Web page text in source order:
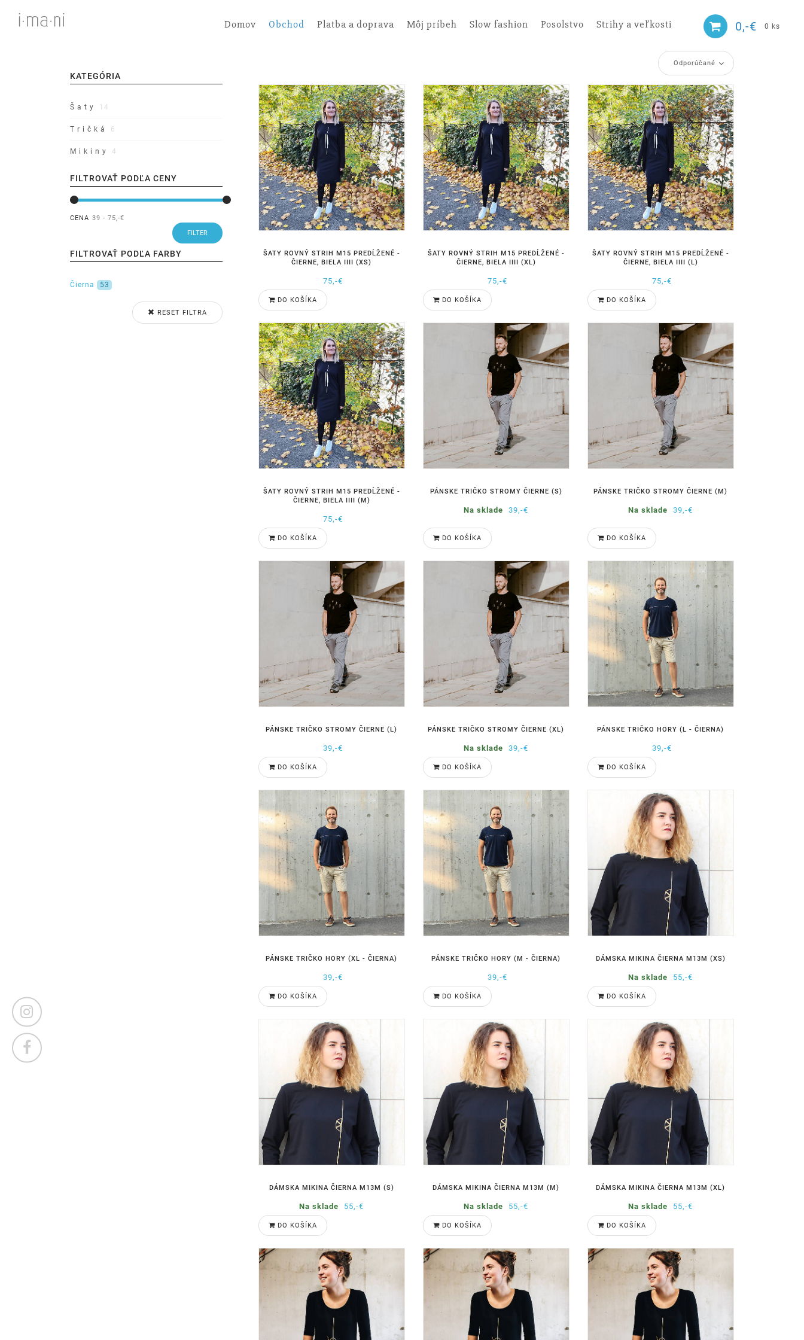
Domov Obchod Platba a doprava Môj príbeh Slow fashion Posolstvo Strihy a veľkosti 0,-€ 0 ks
KATEGÓRIA
Š a t y 14
T r i č k á 6
M i k i n y 4
FILTROVAŤ PODĽA CENY
CENA 39 - 75,-€
FILTROVAŤ PODĽA FARBY
Čierna 53
RESET FILTRA
Odporúčané
ŠATY ROVNÝ STRIH M15 PREDĹŽENÉ -
ČIERNE, BIELA IIII (XS)
75,-€
DO KOŠÍKA
ŠATY ROVNÝ STRIH M15 PREDĹŽENÉ -
ČIERNE, BIELA IIII (XL)
75,-€
DO KOŠÍKA
ŠATY ROVNÝ STRIH M15 PREDĹŽENÉ -
ČIERNE, BIELA IIII (L)
75,-€
DO KOŠÍKA
ŠATY ROVNÝ STRIH M15 PREDĹŽENÉ -
ČIERNE, BIELA IIII (M)
75,-€
DO KOŠÍKA
PÁNSKE TRIČKO STROMY ČIERNE (S)
Na sklade 39,-€
DO KOŠÍKA
PÁNSKE TRIČKO STROMY ČIERNE (M)
Na sklade 39,-€
DO KOŠÍKA
PÁNSKE TRIČKO STROMY ČIERNE (L)
39,-€
DO KOŠÍKA
PÁNSKE TRIČKO STROMY ČIERNE (XL)
Na sklade 39,-€
DO KOŠÍKA
PÁNSKE TRIČKO HORY (L - ČIERNA)
39,-€
DO KOŠÍKA
PÁNSKE TRIČKO HORY (XL - ČIERNA)
39,-€
DO KOŠÍKA
PÁNSKE TRIČKO HORY (M - ČIERNA)
39,-€
DO KOŠÍKA
DÁMSKA MIKINA ČIERNA M13M (XS)
Na sklade 55,-€
DO KOŠÍKA
DÁMSKA MIKINA ČIERNA M13M (S)
Na sklade 55,-€
DO KOŠÍKA
DÁMSKA MIKINA ČIERNA M13M (M)
Na sklade 55,-€
DO KOŠÍKA
DÁMSKA MIKINA ČIERNA M13M (XL)
Na sklade 55,-€
DO KOŠÍKA